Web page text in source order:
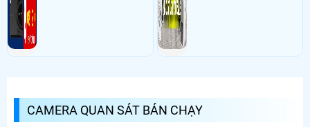
CAMERA QUAN SÁT BÁN CHẠY